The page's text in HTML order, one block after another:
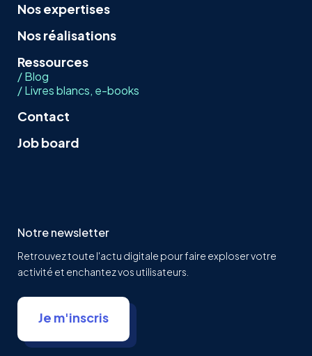
Nos expertises
Nos réalisations
Ressources
/ Blog
/ Livres blancs, e-books
Contact
Job board
Notre newsletter
Retrouvez toute l'actu digitale pour faire exploser votre
activité et enchantez vos utilisateurs.
Je m'inscris